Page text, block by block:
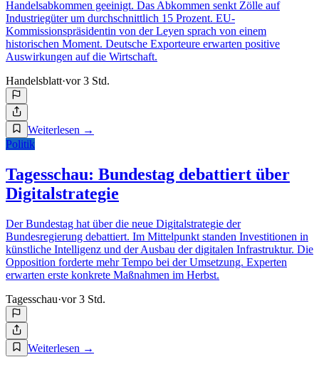
Handelsabkommen geeinigt. Das Abkommen senkt Zölle auf
Industriegüter um durchschnittlich 15 Prozent. EU-
Kommissionspräsidentin von der Leyen sprach von einem
historischen Moment. Deutsche Exporteure erwarten positive
Auswirkungen auf die Wirtschaft.
Handelsblatt·vor 3 Std.
Weiterlesen →
Politik
Tagesschau: Bundestag debattiert über
Digitalstrategie
Der Bundestag hat über die neue Digitalstrategie der
Bundesregierung debattiert. Im Mittelpunkt standen Investitionen in
künstliche Intelligenz und der Ausbau der digitalen Infrastruktur. Die
Opposition forderte mehr Tempo bei der Umsetzung. Experten
erwarten erste konkrete Maßnahmen im Herbst.
Tagesschau·vor 3 Std.
Weiterlesen →